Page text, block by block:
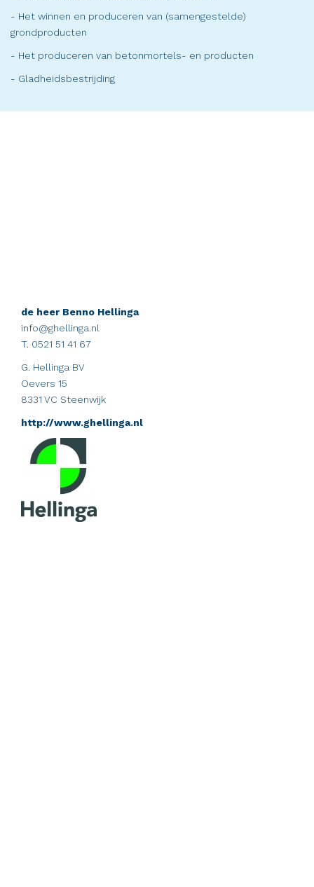
- Het winnen en produceren van (samengestelde)
grondproducten
- Het produceren van betonmortels- en producten
- Gladheidsbestrijding
de heer Benno Hellinga
info@ghellinga.nl
T. 0521 51 41 67
G. Hellinga BV
Oevers 15
8331 VC Steenwijk
http://www.ghellinga.nl